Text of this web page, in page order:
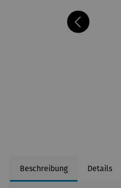
Beschreibung Details